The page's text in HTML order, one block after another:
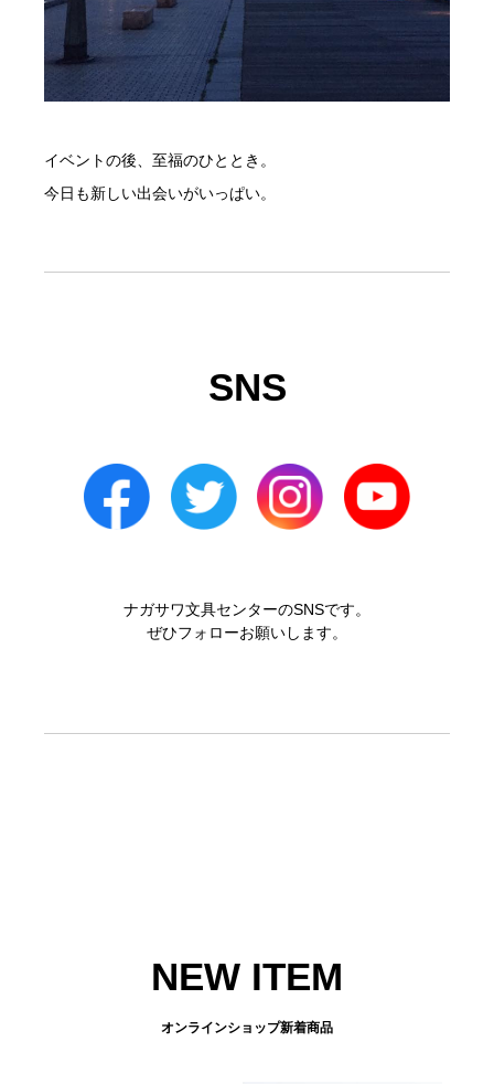
イベントの後、至福のひととき。
今日も新しい出会いがいっぱい。
SNS
ナガサワ文具センターのSNSです。
ぜひフォローお願いします。
NEW ITEM
オンラインショップ新着商品